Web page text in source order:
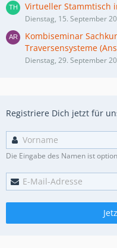
Virtueller Stammtisch
Dienstag, 15. September
Kombiseminar
Traversensysteme
Dienstag, 29. September
Registriere Dich jetzt für
Die Eingabe des Namen ist